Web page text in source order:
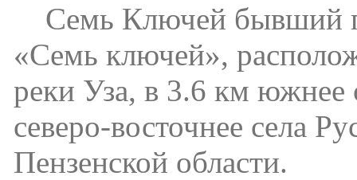
Семь Ключей бывший
«Семь ключей»,
реки Уза, в 3.6 км южнее
северо-восточнее села
Пензенской области.